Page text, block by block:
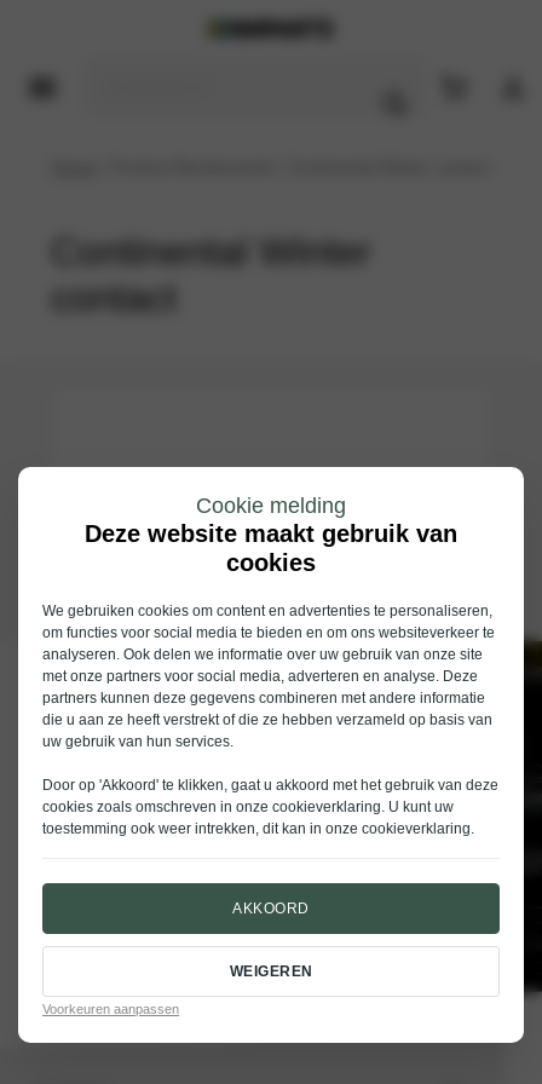
Cookie melding
Deze website maakt gebruik van
cookies
We gebruiken cookies om content en advertenties te personaliseren,
om functies voor social media te bieden en om ons websiteverkeer te
analyseren. Ook delen we informatie over uw gebruik van onze site
met onze partners voor social media, adverteren en analyse. Deze
partners kunnen deze gegevens combineren met andere informatie
die u aan ze heeft verstrekt of die ze hebben verzameld op basis van
uw gebruik van hun services.
Door op 'Akkoord' te klikken, gaat u akkoord met het gebruik van deze
cookies zoals omschreven in onze cookieverklaring. U kunt uw
toestemming ook weer intrekken, dit kan in onze cookieverklaring.
AKKOORD
WEIGEREN
Voorkeuren aanpassen
Continental Winter
contact
Schrijf je in voor de nieuwsbrief van
Nieuwenhuijse
VERSTUREN